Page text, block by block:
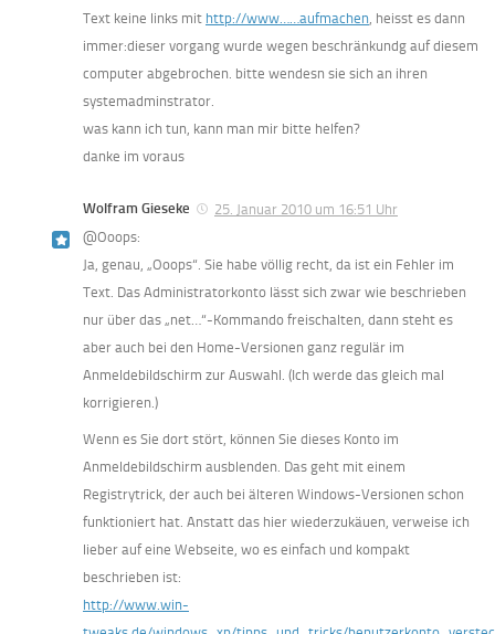
Text keine links mit http://www……aufmachen , heisst es dann
immer:dieser vorgang wurde wegen beschränkundg auf diesem
computer abgebrochen. bitte wendesn sie sich an ihren
systemadminstrator.
was kann ich tun, kann man mir bitte helfen?
danke im voraus
Wolfram Gieseke
25. Januar 2010 um 16:51 Uhr
@Ooops:
Ja, genau, „Ooops“. Sie habe völlig recht, da ist ein Fehler im
Text. Das Administratorkonto lässt sich zwar wie beschrieben
nur über das „net…“-Kommando freischalten, dann steht es
aber auch bei den Home-Versionen ganz regulär im
Anmeldebildschirm zur Auswahl. (Ich werde das gleich mal
korrigieren.)
Wenn es Sie dort stört, können Sie dieses Konto im
Anmeldebildschirm ausblenden. Das geht mit einem
Registrytrick, der auch bei älteren Windows-Versionen schon
funktioniert hat. Anstatt das hier wiederzukäuen, verweise ich
lieber auf eine Webseite, wo es einfach und kompakt
beschrieben ist:
http://www.win-